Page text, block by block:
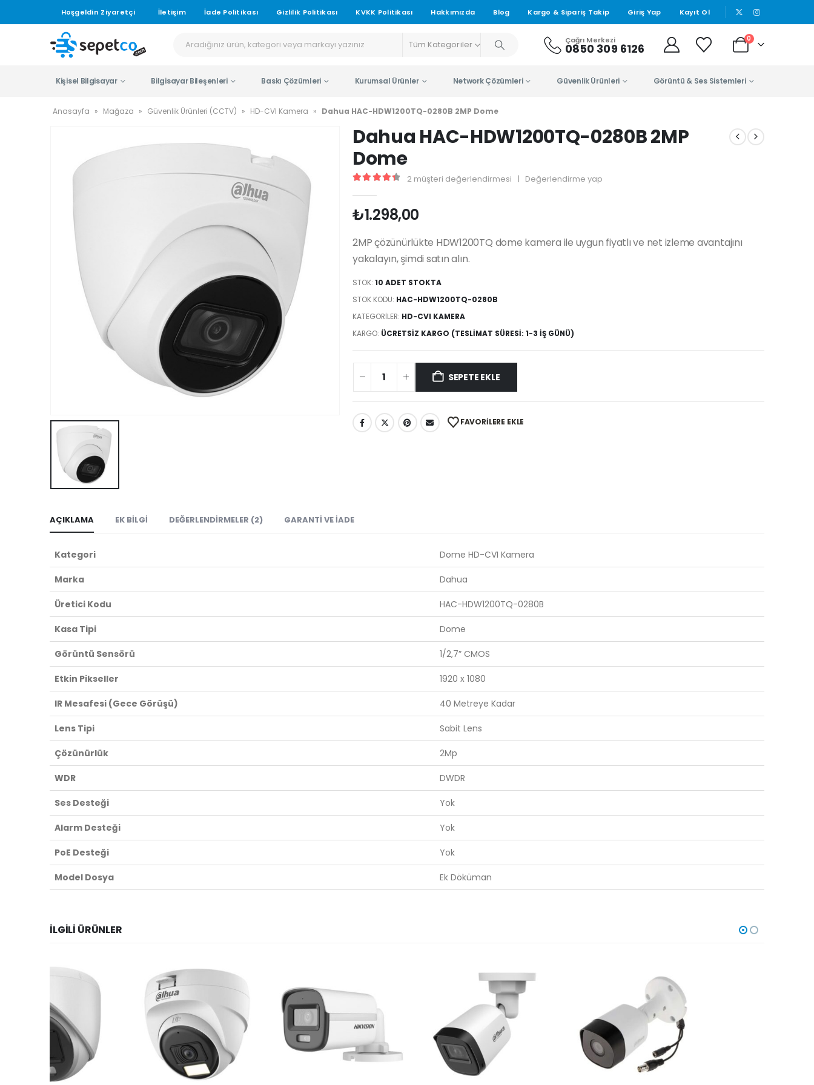
Hoşgeldin Ziyaretçi İletişim İade Politikası Gizlilik Politikası KVKK Politikası Hakkımızda Blog Kargo & Sipariş Takip Giriş Yap Kayıt Ol |
Tüm Kategoriler Çağrı Merkezi
0850 309 6126
0
Kişisel Bilgisayar Bilgisayar Bileşenleri Baskı Çözümleri Kurumsal Ürünler Network Çözümleri Güvenlik Ürünleri Görüntü & Ses Sistemleri
Anasayfa » Mağaza » Güvenlik Ürünleri (CCTV) » HD-CVI Kamera » Dahua HAC-HDW1200TQ-0280B 2MP Dome
Dahua HAC-HDW1200TQ-0280B 2MP
Dome
2 müşteri değerlendirmesi | Değerlendirme yap
₺1.298,00
2MP çözünürlükte HDW1200TQ dome kamera ile uygun fiyatlı ve net izleme avantajını
yakalayın, şimdi satın alın.
STOK: 10 ADET STOKTA
STOK KODU: HAC-HDW1200TQ-0280B
KATEGORILER: HD-CVI KAMERA
KARGO: ÜCRETSIZ KARGO (TESLIMAT SÜRESI: 1-3 İŞ GÜNÜ)
SEPETE EKLE
FAVORILERE EKLE
AÇIKLAMA EK BILGI DEĞERLENDIRMELER (2) GARANTI VE İADE
Kategori Dome HD-CVI Kamera
Marka Dahua
Üretici Kodu HAC-HDW1200TQ-0280B
Kasa Tipi Dome
Görüntü Sensörü 1/2,7” CMOS
Etkin Pikseller 1920 x 1080
IR Mesafesi (Gece Görüşü) 40 Metreye Kadar
Lens Tipi Sabit Lens
Çözünürlük 2Mp
WDR DWDR
Ses Desteği Yok
Alarm Desteği Yok
PoE Desteği Yok
Model Dosya Ek Döküman
İLGILI ÜRÜNLER